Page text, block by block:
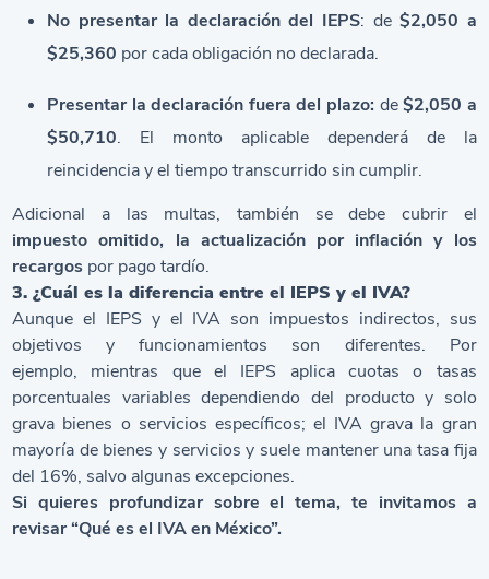
No presentar la declaración del IEPS: de$2,050 a
$25,360 por cada obligación no declarada.
Presentar la declaración fuera del plazo: de$2,050 a
$50,710. El monto aplicable dependerá de la
reincidencia y el tiempo transcurrido sin cumplir.
Adicional a las multas, también se debe cubrir el
impuesto omitido, la actualización por inflación y los
recargos por pago tardío.
3. ¿Cuál es la diferencia entre el IEPS y el IVA?
Aunque el IEPS y el IVA son impuestos indirectos, sus
objetivos y funcionamientos son diferentes. Por
ejemplo, mientras que el IEPS aplica cuotas o tasas
porcentuales variables dependiendo del producto y solo
grava bienes o servicios específicos; el IVA grava la gran
mayoría de bienes y servicios y suele mantener una tasa fija
del 16%, salvo algunas excepciones.
Si quieres profundizar sobre el tema, te invitamos a
revisar“Qué es el IVA en México”.